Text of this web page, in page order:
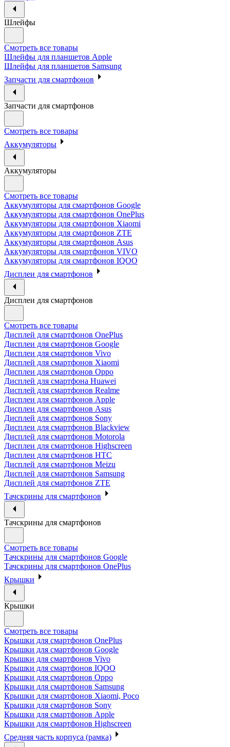
Шлейфы
Смотреть все товары
Шлейфы для планшетов Apple
Шлейфы для планшетов Samsung
Запчасти для смартфонов
Запчасти для смартфонов
Смотреть все товары
Аккумуляторы
Аккумуляторы
Смотреть все товары
Аккумуляторы для смартфонов Google
Аккумуляторы для смартфонов OnePlus
Аккумуляторы для смартфонов Xiaomi
Аккумуляторы для смартфонов ZTE
Аккумуляторы для cмартфонов Asus
Аккумуляторы для смартфонов VIVO
Аккумуляторы для смартфонов IQOO
Дисплеи для смартфонов
Дисплеи для смартфонов
Смотреть все товары
Дисплей для смартфонов OnePlus
Дисплеи для смартфонов Google
Дисплеи для смартфонов Vivo
Дисплей для смартфонов Xiaomi
Дисплеи для смартфонов Oppo
Дисплей для смартфона Huawei
Дисплей для смартфонов Realme
Дисплеи для смартфонов Apple
Дисплеи для смартфонов Asus
Дисплей для смартфонов Sony
Дисплеи для смартфонов Blackview
Дисплей для смартфонов Motorola
Дисплеи для смартфонов Highscreen
Дисплеи для смартфонов HTC
Дисплей для смартфонов Meizu
Дисплей для смартфонов Samsung
Дисплей для смартфонов ZTE
Тачскрины для смартфонов
Тачскрины для смартфонов
Смотреть все товары
Тачскрины для смартфонов Google
Тачскрины для смартфонов OnePlus
Крышки
Крышки
Смотреть все товары
Крышки для смартфонов OnePlus
Крышки для смартфонов Google
Крышки для смартфонов Vivo
Крышки для смартфонов IQOO
Крышки для смартфонов Oppo
Крышки для смартфонов Samsung
Крышки для смартфонов Xiaomi, Poco
Крышки для смартфонов Sony
Крышки для смартфонов Apple
Крышки для смартфонов Highscreen
Средняя часть корпуса (рамка)